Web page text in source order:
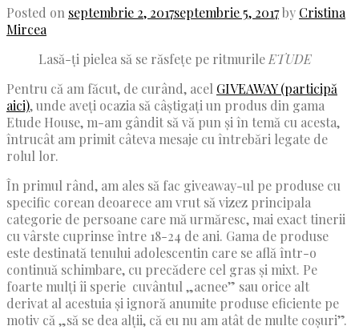
Posted on septembrie 2, 2017septembrie 5, 2017by Cristina
Mircea
Lasă-ți pielea să se răsfețe pe ritmurile ETUDE
Pentru că am făcut, de curând, acel GIVEAWAY (participă
aici), unde aveți ocazia să câștigați un produs din gama
Etude House, m-am gândit să vă pun și în temă cu acesta,
întrucât am primit câteva mesaje cu întrebări legate de
rolul lor.
În primul rând, am ales să fac giveaway-ul pe produse cu
specific corean deoarece am vrut să vizez principala
categorie de persoane care mă urmăresc, mai exact tinerii
cu vârste cuprinse între 18-24 de ani. Gama de produse
este destinată tenului adolescentin care se află într-o
continuă schimbare, cu precădere cel gras și mixt. Pe
foarte mulți îi sperie cuvântul „acnee” sau orice alt
derivat al acestuia și ignoră anumite produse eficiente pe
motiv că „să se dea alții, că eu nu am atât de multe coșuri”.